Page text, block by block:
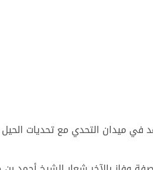
حيث كان الموعد في ميدان التحدي مع